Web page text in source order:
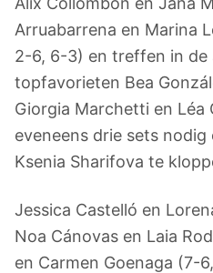
Arruabarrena en Marina
2-6, 6-3) en treffen in de
topfavorieten Bea
Giorgia Marchetti en Léa
eveneens drie sets
Ksenia Sharifova te
Jessica Castelló en
Noa Cánovas en Laia
en Carmen Goenaga (7-